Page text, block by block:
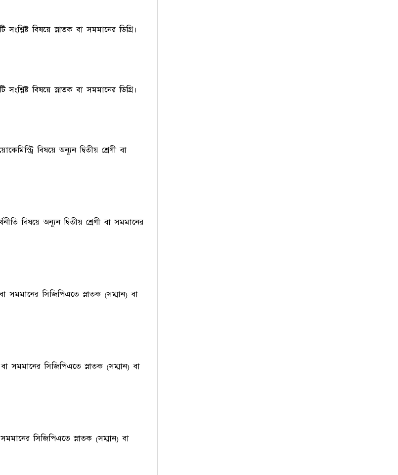
বিষয়ে স্নাতক বা সমমানের ডিগ্রি।
বিষয়ে স্নাতক বা সমমানের ডিগ্রি।
বিষয়ে অন্যূন দ্বিতীয় শ্রেণী বা
বিষয়ে অন্যূন দ্বিতীয় শ্রেণী বা সমমানের
সমমানের সিজিপিএতে স্নাতক (সম্মান) বা
সমমানের সিজিপিএতে স্নাতক (সম্মান) বা
সিজিপিএতে স্নাতক (সম্মান) বা